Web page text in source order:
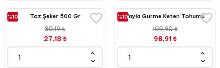
%10 Toz Şeker 500 Gr
30,19 ₺
27,18 ₺
%10Yayla Gurme Keten Tohumu
500Gr
109,90 ₺
98,91 ₺